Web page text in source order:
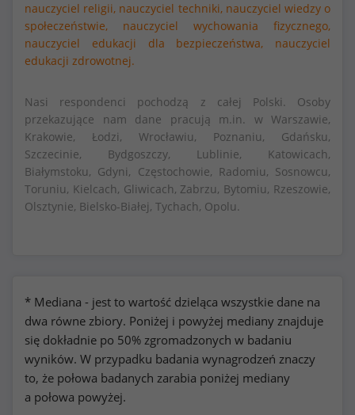
nauczyciel religii, nauczyciel techniki, nauczyciel wiedzy o
społeczeństwie,
nauczyciel wychowania fizycznego,
nauczyciel edukacji dla bezpieczeństwa,
nauczyciel
edukacji zdrowotnej.
Nasi respondenci pochodzą z całej Polski. Osoby
przekazujące nam dane pracują m.in. w Warszawie,
Krakowie, Łodzi, Wrocławiu, Poznaniu, Gdańsku,
Szczecinie, Bydgoszczy, Lublinie, Katowicach,
Białymstoku, Gdyni, Częstochowie, Radomiu, Sosnowcu,
Toruniu, Kielcach, Gliwicach, Zabrzu, Bytomiu, Rzeszowie,
Olsztynie, Bielsko-Białej, Tychach, Opolu.
* Mediana - jest to wartość dzieląca wszystkie dane na
dwa równe zbiory. Poniżej i powyżej mediany znajduje
się dokładnie po 50% zgromadzonych w badaniu
wyników. W przypadku badania wynagrodzeń znaczy
to, że połowa badanych zarabia poniżej mediany
a połowa powyżej.